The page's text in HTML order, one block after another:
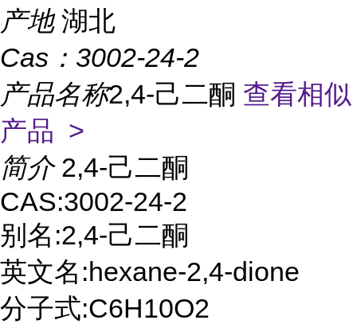
产地 湖北
Cas： 3002-24-2
产品名称2,4-己二酮 查看相似
产品 >
简介 2,4-己二酮
CAS:3002-24-2
别名:2,4-己二酮
英文名:hexane-2,4-dione
分子式:C6H10O2